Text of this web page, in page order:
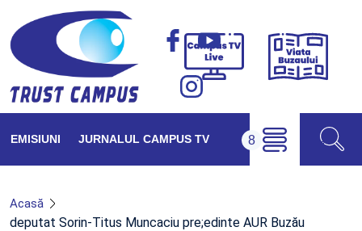
Campus
Viața
EMISIUNI JURNALUL CAMPUS TV
Acasă
deputat Sorin-Titus Muncaciu pre;edinte AUR Buzău